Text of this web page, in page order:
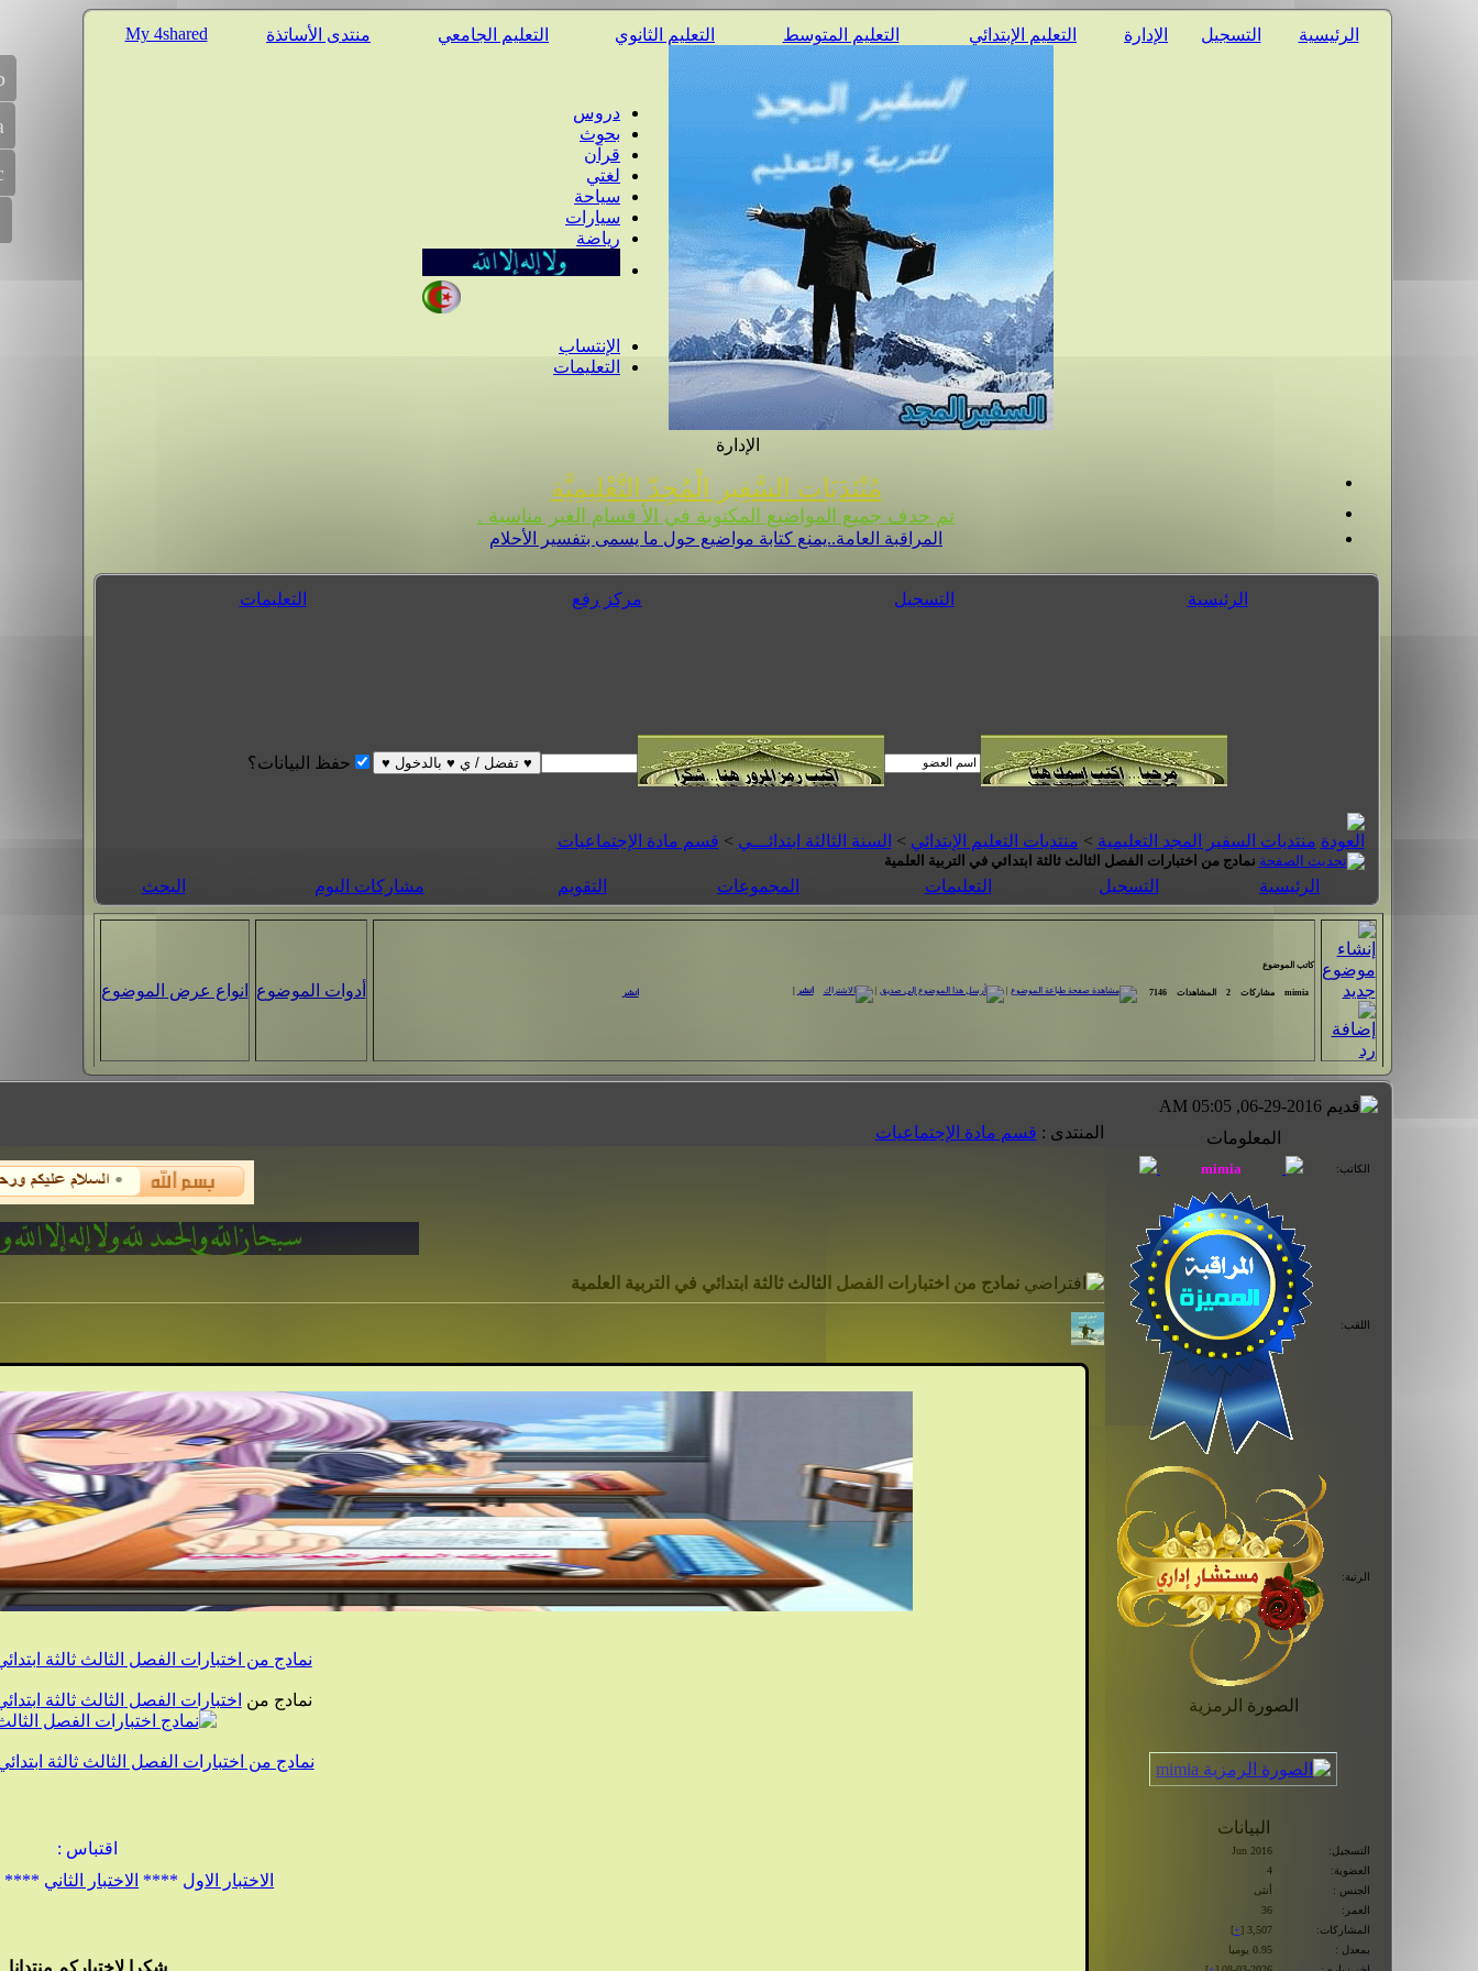
الرئيسية التسجيل الإدارة التعليم الإبتدائي التعليم المتوسط التعليم الثانوي التعليم الجامعي منتدى الأساتذة My 4shared
دروس
بحوث
قرآن
لغتي
سياحة
سيارات
رياضة
الإنتساب
التعليمات
الإدارة
مُنْتَدَيَات السَّفِير الْمُجِدّ التَّعْلِيمِيَّة
تم حدف جميع المواضيع المكتوبة في الأ قسام الغير مناسبة .
المراقبة العامة..يمنع كتابة مواضيع حول ما يسمى بتفسير الأحلام
الرئيسية التسجيل مركز رفع التعليمات
حفظ البيانات؟
منتديات السفير المجد التعليمية > منتديات التعليم الإبتدائي > السنة الثالثة ابتدائـــي > قسم مادة الإجتماعيات
نمادج من اختبارات الفصل الثالث ثالثة ابتدائي في التربية العلمية
الرئيسية التسجيل التعليمات المجموعات التقويم مشاركات اليوم البحث
كاتب الموضوع
mimia مشاركات 2 المشاهدات 7146
| انشر انشر أدوات الموضوع انواع عرض الموضوع
06-29-2016, 05:05 AM
المعلومات
الكاتب:
اللقب:
الرتبة:
الصورة الرمزية
البيانات
التسجيل:
Jun 2016
العضوية:
4
الجنس :
أنثى
العمر:
36
المشاركات:
3,507 [
+
]
بمعدل :
0.95 يوميا
المنتدى : قسم مادة الإجتماعيات
نمادج من اختبارات الفصل الثالث ثالثة ابتدائي في التربية العلمية
نمادج من اختبارات الفصل الثالث ثالثة
نمادج من اختبارات الفصل الثالثثالثة
نمادج من اختبارات الفصل الثالث ثالثة
اقتباس :
الاختبار الاول
الاختبار الثاني
شكرا لاختياركم منتدانا